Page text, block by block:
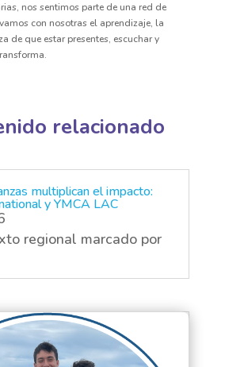
nos sentimos parte de una red de
con nosotras el aprendizaje, la
de que estar presentes, escuchar y
relacionado
multiplican el impacto:
y YMCA LAC
regional marcado por